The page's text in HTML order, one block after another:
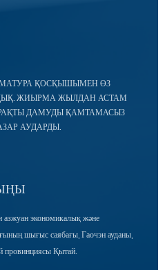
ҚОСҚЫШЫМЕН ӨЗ
ЖИЫРМА ЖЫЛДАН АСТАМ
ДАМУДЫ ҚАМТАМАСЫЗ
АУДАРДЫ.
экономикалық және
шығыс саябағы, Гаочэн ауданы,
провинциясы Қытай.